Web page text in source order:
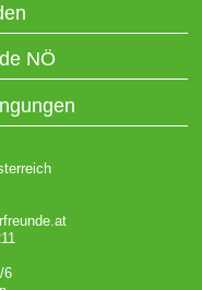
NÖ
6